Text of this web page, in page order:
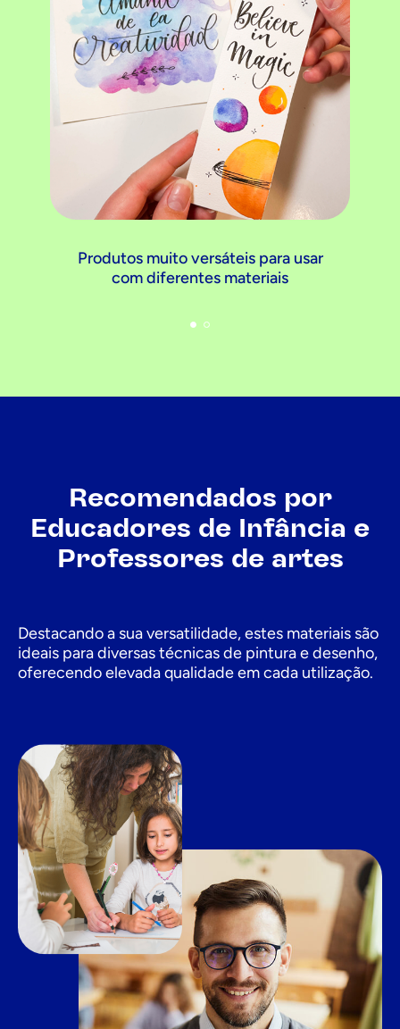
Produtos muito versáteis para usar
com diferentes materiais
Recomendados por
Educadores de Infância e
Professores de artes
Destacando a sua versatilidade, estes materiais são
ideais para diversas técnicas de pintura e desenho,
oferecendo elevada qualidade em cada utilização.